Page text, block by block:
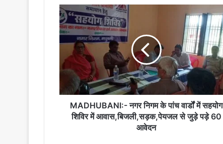
MADHUBANI:-
नगर
निगम
वार्डों
में
सहयोग
शिविर
आवास,बिजली,सड़क,पेयजल
MADHUBANI:- नगर निगम के पांच वार्डों में सहयोग
शिविर में आवास,बिजली,सड़क,पेयजल से जुड़े पड़े 60
आवेदन